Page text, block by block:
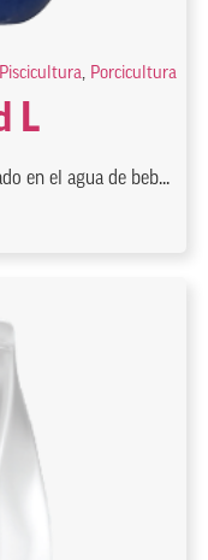
Piscicultura, Porcicultura
L
en el agua de beb...